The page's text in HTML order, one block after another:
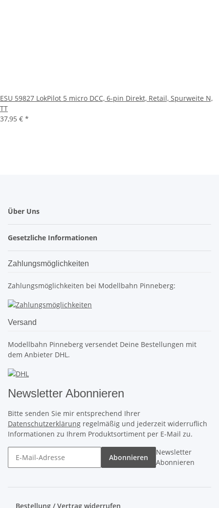
ESU 59827 LokPilot 5 micro DCC, 6-pin Direkt, Retail, Spurweite N,
TT
37,95 € *
Über Uns
Gesetzliche Informationen
Zahlungsmöglichkeiten
Zahlungsmöglichkeiten bei Modellbahn Pinneberg:
Versand
Modellbahn Pinneberg versendet Deine Bestellungen mit
dem Anbieter DHL.
Newsletter Abonnieren
Bitte senden Sie mir entsprechend Ihrer
Datenschutzerklärung regelmäßig und jederzeit widerruflich
Informationen zu Ihrem Produktsortiment per E-Mail zu.
Abonnieren
Newsletter
Abonnieren
Bestellung / Vertrag widerrufen